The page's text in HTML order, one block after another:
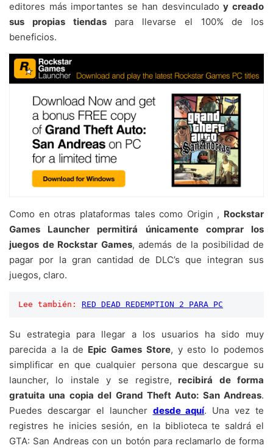
editores más importantes se han desvinculadoy creado
sus propias tiendaspara llevarse el 100% de los
beneficios.
Como en otras plataformas tales como Origin , Rockstar
Games Launcher permitirá únicamente comprar los
juegos de Rockstar Games, además de la posibilidad de
pagar por la gran cantidad de DLC’s que integran sus
juegos, claro.
Lee también: RED DEAD REDEMPTION 2 PARA PC
Su estrategia para llegar a los usuarios ha sido muy
parecida a la de Epic Games Store, y esto lo podemos
simplificar en que cualquier persona que descargue su
launcher, lo instale y se registre, recibirá de forma
gratuita una copia del Grand Theft Auto: San Andreas.
Puedes descargar el launcher desde aquí. Una vez te
registres he inicies sesión, en la biblioteca te saldrá el
GTA: San Andreas con un botón para reclamarlo de forma